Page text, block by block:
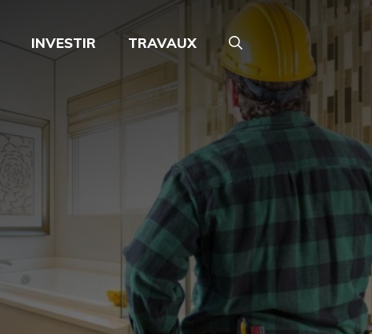
INVESTIR TRAVAUX